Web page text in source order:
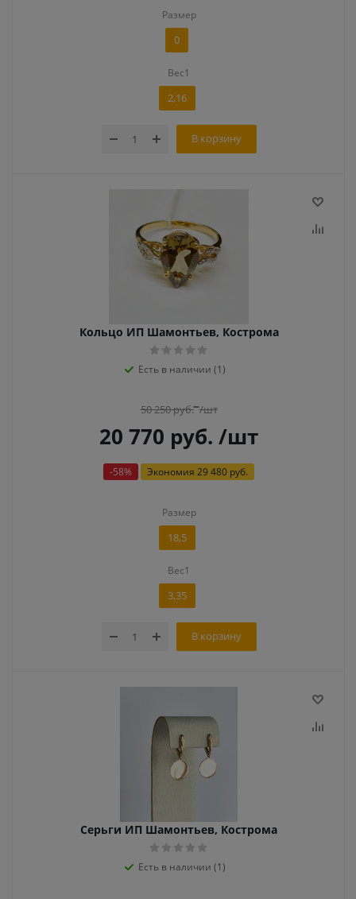
Размер
0
Вес1
2,16
В корзину
Кольцо ИП Шамонтьев, Кострома
Есть в наличии (1)
50 250руб. /шт
20 770 руб. /шт
-58% Экономия 29 480 руб.
Размер
18,5
Вес1
3,35
В корзину
Серьги ИП Шамонтьев, Кострома
Есть в наличии (1)